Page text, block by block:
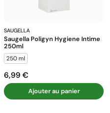
SAUGELLA
Saugella Poligyn Hygiene Intime
250ml
250 ml
Prix
6,99 €
Ajouter au panier